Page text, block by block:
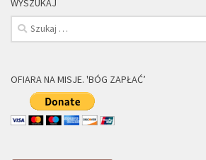
WYSZUKAJ
Szukaj:
OFIARA NA MISJE. 'BÓG ZAPŁAĆ’